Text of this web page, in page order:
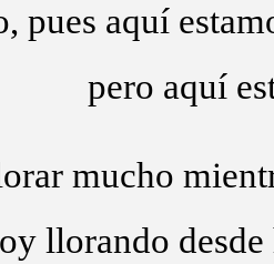
pues aquí
pero aquí
mucho
llorando